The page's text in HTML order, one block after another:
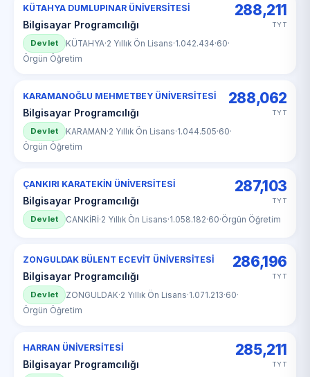
KÜTAHYA DUMLUPINAR ÜNİVERSİTESİ
Bilgisayar Programcılığı
288,211
TYT
Devlet KÜTAHYA·2 Yıllık Ön Lisans·1.042.434·60·
Örgün Öğretim
KARAMANOĞLU MEHMETBEY ÜNİVERSİTESİ
Bilgisayar Programcılığı
288,062
TYT
Devlet KARAMAN·2 Yıllık Ön Lisans·1.044.505·60·
Örgün Öğretim
ÇANKIRI KARATEKİN ÜNİVERSİTESİ
Bilgisayar Programcılığı
287,103
TYT
Devlet CANKİRİ·2 Yıllık Ön Lisans·1.058.182·60·Örgün Öğretim
ZONGULDAK BÜLENT ECEVİT ÜNİVERSİTESİ
Bilgisayar Programcılığı
286,196
TYT
Devlet ZONGULDAK·2 Yıllık Ön Lisans·1.071.213·60·
Örgün Öğretim
HARRAN ÜNİVERSİTESİ
Bilgisayar Programcılığı
285,211
TYT